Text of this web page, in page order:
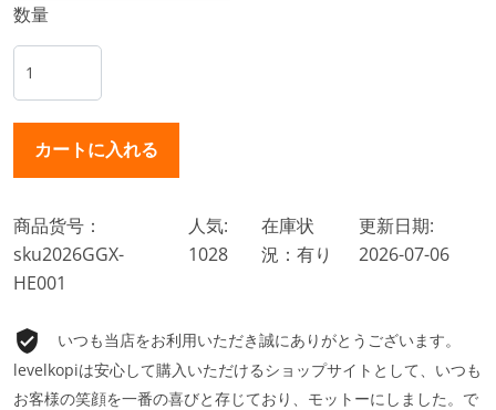
数量
商品货号：
sku2026GGX-
HE001
人気:
1028
在庫状
況：有り
更新日期:
2026-07-06
いつも当店をお利用いただき誠にありがとうございます。
levelkopiは安心して購入いただけるショップサイトとして、いつも
お客様の笑顔を一番の喜びと存じており、モットーにしました。で